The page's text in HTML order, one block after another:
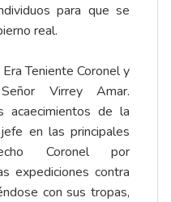
para que se
real.
Era Teniente Coronel y
Virrey Amar.
acaecimientos de la
en las principales
Coronel por
expediciones contra
con sus tropas,